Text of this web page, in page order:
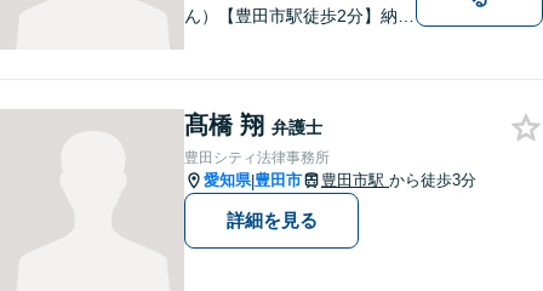
ん）【豊田市駅徒歩2分】納得
ます。【分割払い対応・法テ
ラス利用可能】費用面のご不
安はご相談ください。
髙橋 翔 弁護士
豊田シティ法律事務所
愛知県|豊田市 豊田市駅 から徒歩3分
詳細を見る